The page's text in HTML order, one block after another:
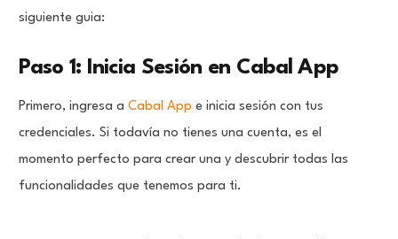
siguiente guia:
Paso 1: Inicia Sesión en Cabal App
Primero, ingresa aCabal App e inicia sesión con tus
credenciales. Si todavía no tienes una cuenta, es el
momento perfecto para crear una y descubrir todas las
funcionalidades que tenemos para ti.